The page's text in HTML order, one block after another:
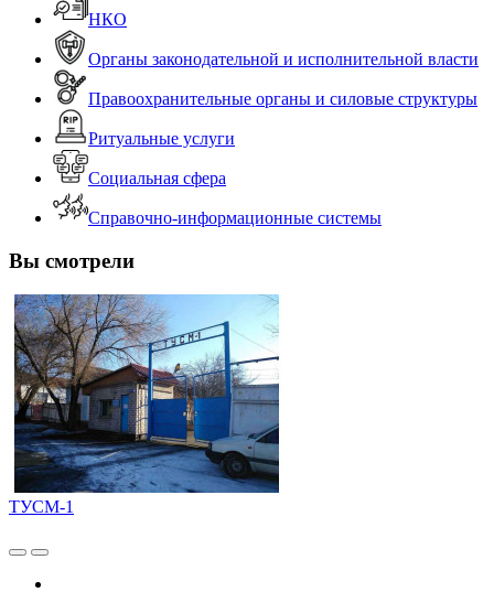
НКО
Органы законодательной и исполнительной власти
Правоохранительные органы и силовые структуры
Ритуальные услуги
Социальная сфера
Справочно-информационные системы
Вы смотрели
ТУСМ-1